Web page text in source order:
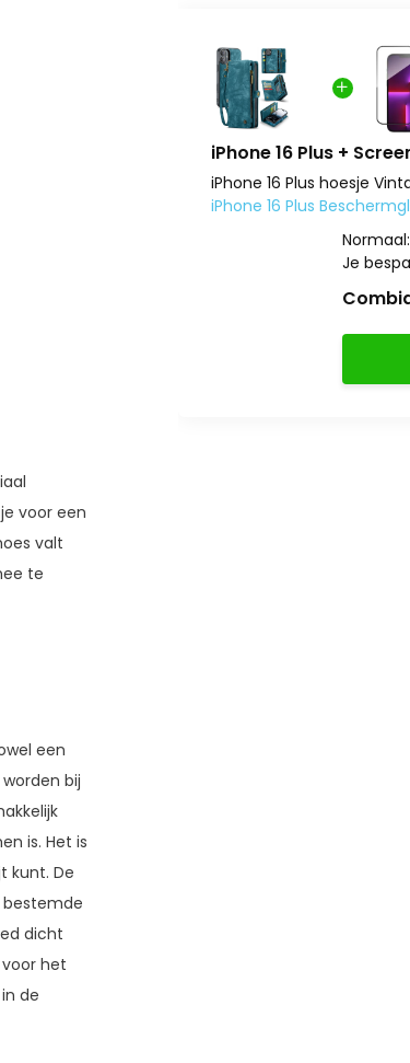
voor een
valt
te
een
bij
is. Het is
kunt. De
bestemde
dicht
het
de
iPhone 16 Plus +
iPhone 16 Plus hoesje
iPhone 16 Plus
Normaal:
Je